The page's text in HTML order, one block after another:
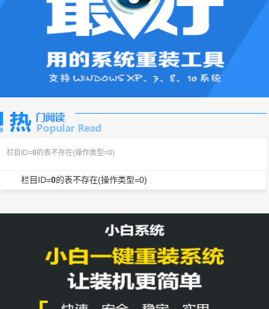
栏目ID=0 的表不存在(操作类型=0)
栏目ID=0的表不存在(操作类型=0)